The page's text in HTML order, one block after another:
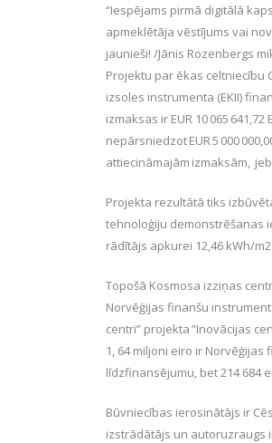
“Iespējams pirmā digitālā
apmeklētāja vēstījums vai
jaunieši! /Jānis Rozenbergs
Projektu par ēkas celtniecību
izsoles instrumenta (EKII)
izmaksas ir EUR 10 065
nepārsniedzot EUR 5 000
attiecināmajām izmaksām, jeb
Projekta rezultātā tiks
tehnoloģiju demonstrēšanas
rādītājs apkurei 12,46 kWh/
Topošā Kosmosa izziņas
Norvēģijas finanšu
centri” projekta ”Inovācijas
1, 64 miljoni eiro ir
līdzfinansējumu, bet 214 684
Būvniecības ierosinātājs ir
izstrādātājs un autoruzraugs